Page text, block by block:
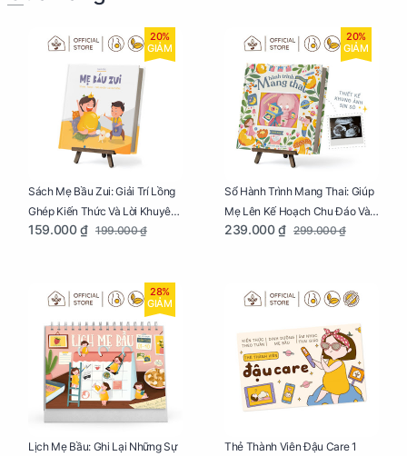
20%
GIẢM
Sách Mẹ Bầu Zui: Giải Trí Lồng
Ghép Kiến Thức Và Lời Khuyên
Mang Thai Bổ Ích
159.000 ₫ 199.000 ₫
20%
GIẢM
Sổ Hành Trình Mang Thai: Giúp
Mẹ Lên Kế Hoạch Chu Đáo Và
Lưu Giữ Kỷ Niệm Mang Thai
239.000 ₫ 299.000 ₫
28%
GIẢM
Lịch Mẹ Bầu: Ghi Lại Những Sự
Thẻ Thành Viên Đậu Care 1